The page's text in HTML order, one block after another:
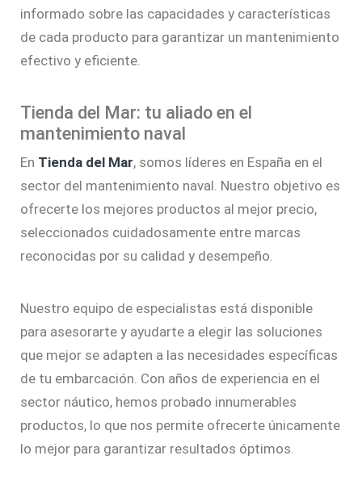
informado sobre las capacidades y características
de cada producto para garantizar un mantenimiento
efectivo y eficiente.
Tienda del Mar: tu aliado en el
mantenimiento naval
En Tienda del Mar, somos líderes en España en el
sector del mantenimiento naval. Nuestro objetivo es
ofrecerte los mejores productos al mejor precio,
seleccionados cuidadosamente entre marcas
reconocidas por su calidad y desempeño.
Nuestro equipo de especialistas está disponible
para asesorarte y ayudarte a elegir las soluciones
que mejor se adapten a las necesidades específicas
de tu embarcación. Con años de experiencia en el
sector náutico, hemos probado innumerables
productos, lo que nos permite ofrecerte únicamente
lo mejor para garantizar resultados óptimos.